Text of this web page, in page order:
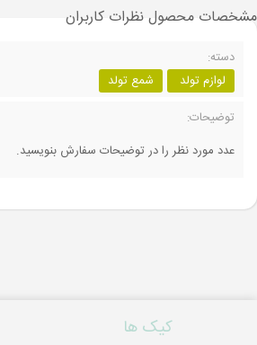
مشخصات محصولنظرات کاربران
دسته:
لوازم تولد
شمع تولد
توضیحات:
عدد مورد نظر را در توضیحات سفارش بنویسید.
کیک ها